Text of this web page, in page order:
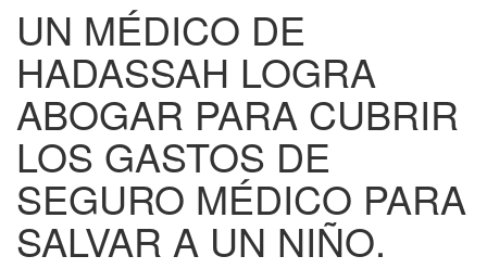
UN MÉDICO DE
HADASSAH LOGRA
ABOGAR PARA CUBRIR
LOS GASTOS DE
SEGURO MÉDICO PARA
SALVAR A UN NIÑO.